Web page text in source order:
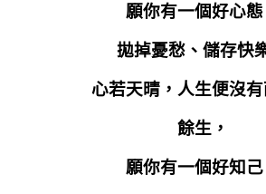
願你有一個好心態
拋掉憂愁、儲存快
心若天晴，人生便沒有
餘生，
願你有一個好知己